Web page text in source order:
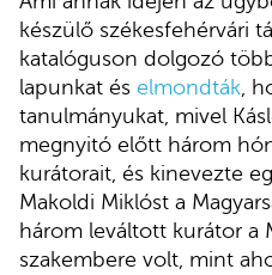
készülő székesfehérvári
katalóguson dolgozó
lapunkat és elmondták,
tanulmányukat, mivel
megnyitó előtt három
kurátorait, és kinevezte
Makoldi Miklóst a
három leváltott kurátor a
szakembere volt, mint